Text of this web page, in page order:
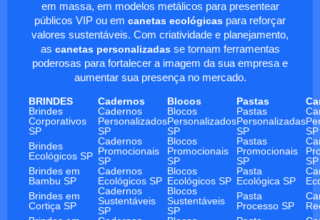
em massa, em modelos metálicos para presentear
públicos VIP ou em canetas ecológicas para reforçar
valores sustentáveis. Com criatividade e planejamento,
as canetas personalizadasse tornam ferramentas
poderosas para fortalecer a imagem da sua empresa e
aumentar sua presença no mercado.
BRINDES Cadernos Blocos Pastas
Brindes
Corporativos
SP
Cadernos
Personalizados
SP
Blocos
Personalizados
SP
Pastas
Personalizadas
SP
SP
Brindes
Ecológicos SP
Cadernos
Promocionais
SP
Blocos
Promocionais
SP
Pastas
Promocionais
SP
SP
Brindes em
Bambu SP
Cadernos
Ecológicos SP
Blocos
Ecológicos SP
Pasta
Ecológica SP
Brindes em
Cortiça SP
Cadernos
Sustentáveis
SP
Blocos
Sustentáveis
SP
Pasta
Processo SP